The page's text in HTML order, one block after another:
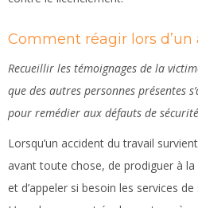
Comment réagir lors
Recueillir les témoignages de la
que des autres personnes présentes
pour remédier aux défauts de
Lorsqu’un accident du travail
avant toute chose, de prodiguer à
et d’appeler si besoin les services